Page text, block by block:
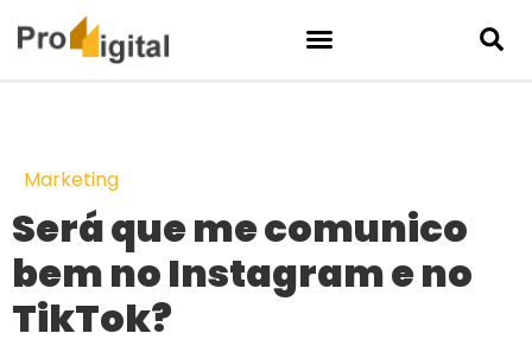
Marketing
Será que me comunico
bem no Instagram e no
TikTok?